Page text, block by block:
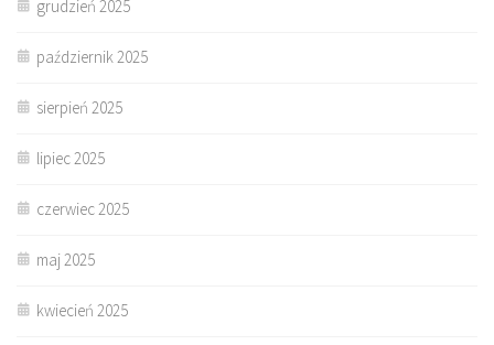
grudzień 2025
październik 2025
sierpień 2025
lipiec 2025
czerwiec 2025
maj 2025
kwiecień 2025